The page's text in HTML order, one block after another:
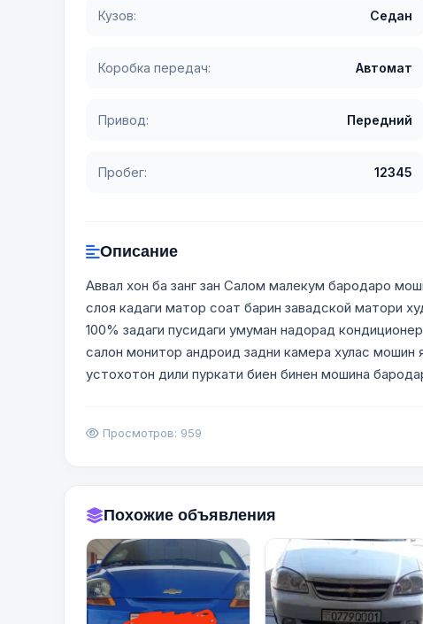
Кузов: Седан
Коробка передач: Автомат
Привод: Передний
Пробег: 12345
Описание
Аввал хон ба занг зан Салом малекум бародаро
слоя кадаги матор соат барин завадской матори
100% задаги пусидаги умуман надорад
салон монитор андроид задни камера хулас мошин
устохотон дили пуркати биен бинен мошина
Просмотров: 959
Похожие объявления